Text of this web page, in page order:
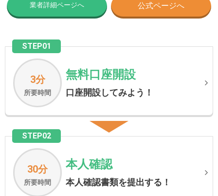
業者詳細ページへ 公式ページへ
STEP01
3分
所要時間
無料口座開設
口座開設してみよう！
STEP02
30分
所要時間
本人確認
本人確認書類を提出する！